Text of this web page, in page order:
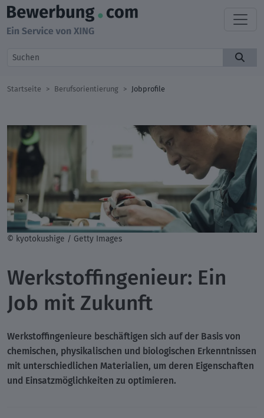
Startseite Berufsorientierung Jobprofile
© kyotokushige / Getty Images
Werkstoffingenieur: Ein
Job mit Zukunft
Werkstoffingenieure beschäftigen sich auf der Basis von
chemischen, physikalischen und biologischen Erkenntnissen
mit unterschiedlichen Materialien, um deren Eigenschaften
und Einsatzmöglichkeiten zu optimieren.